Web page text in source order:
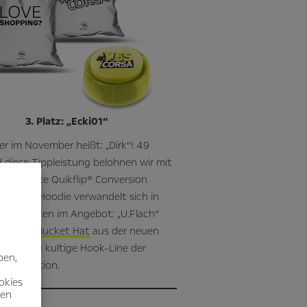
3. Platz: „Ecki01“
im November heißt: „Dirk“! 49
diese Tippleistung belohnen wir mit
patentierte Quikflip® Conversion
Hero Hoodie verwandelt sich in
im Angebot: „U.Flach“
Bucket Hat aus der neuen
er die kultige Hook-Line der
Collection.